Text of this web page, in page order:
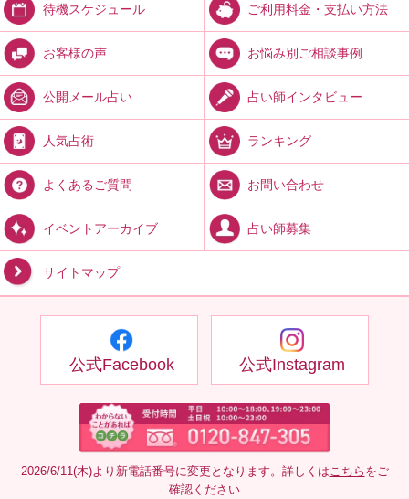
待機スケジュール ご利用料金・支払い方法
お客様の声 お悩み別ご相談事例
公開メール占い 占い師インタビュー
人気占術 ランキング
よくあるご質問 お問い合わせ
イベントアーカイブ 占い師募集
サイトマップ
公式Facebook 公式Instagram
2026/6/11(木)より新電話番号に変更となります。詳しくは こちら をご
確認ください